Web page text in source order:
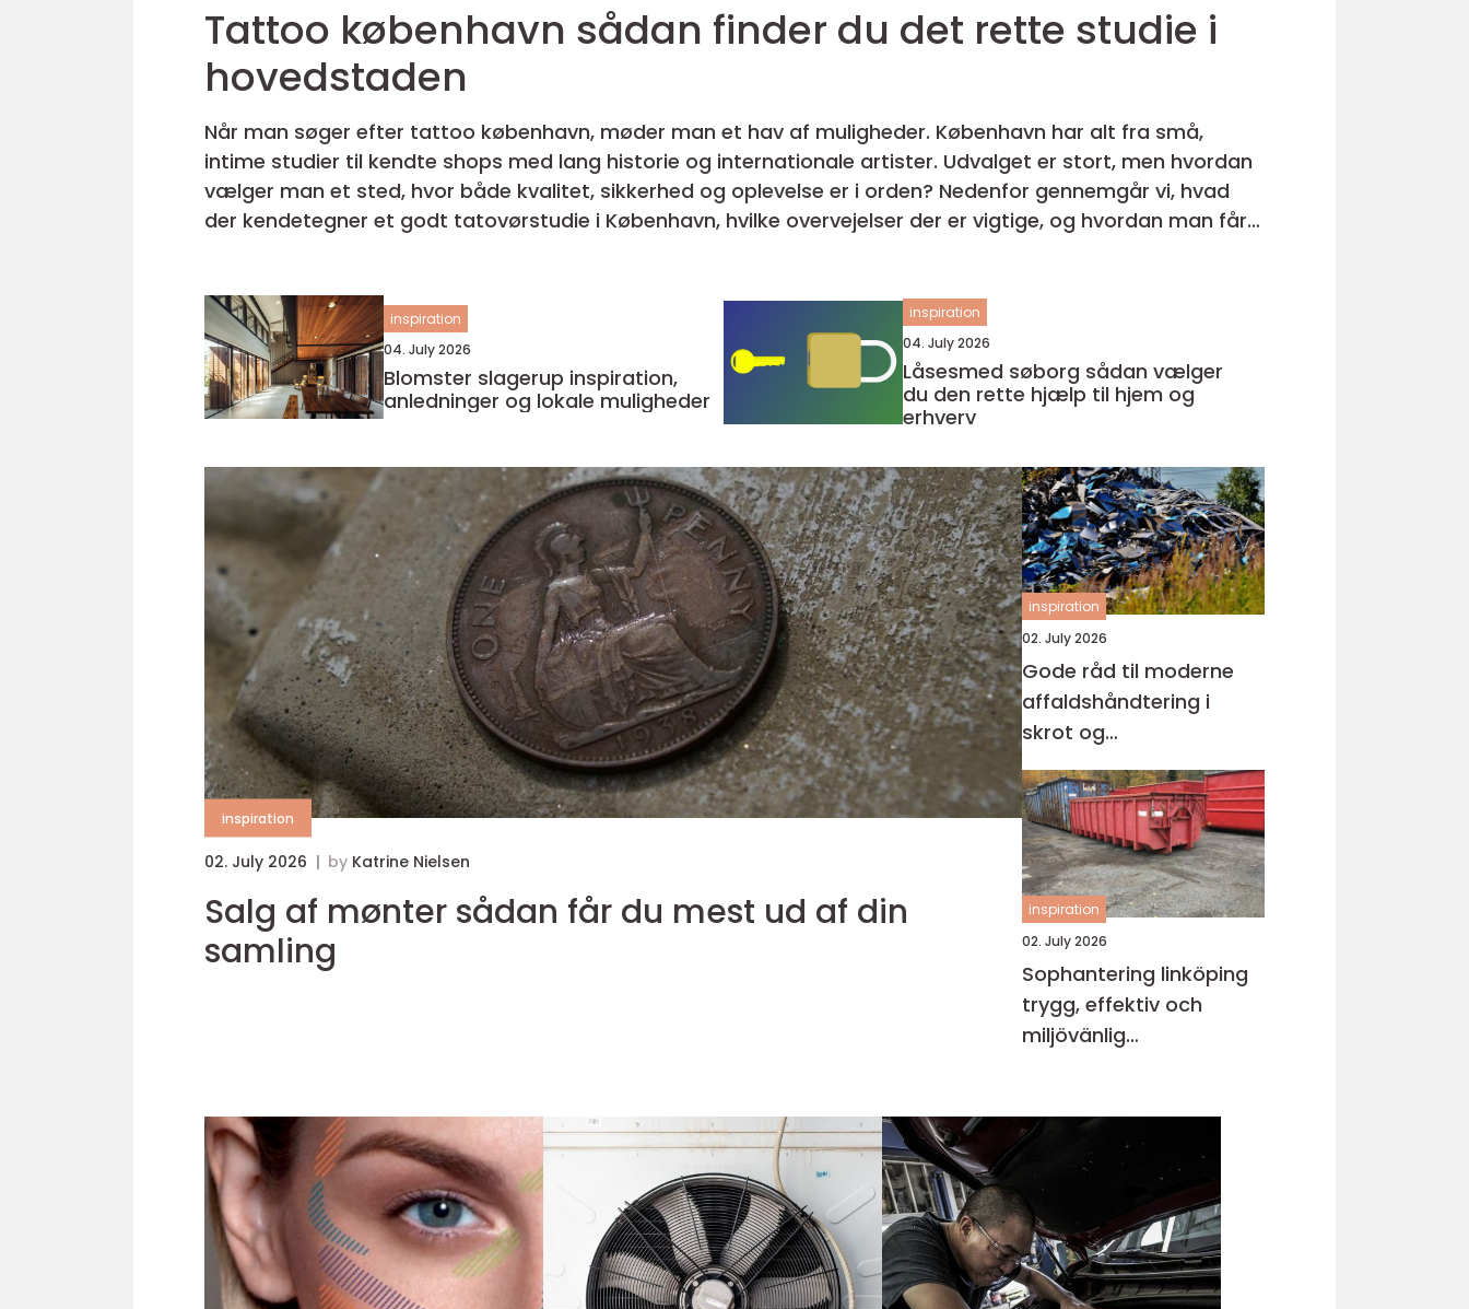
Tattoo københavn sådan finder du det rette studie i
hovedstaden
Når man søger efter tattoo københavn, møder man et hav af muligheder. København har alt fra små,
intime studier til kendte shops med lang historie og internationale artister. Udvalget er stort, men hvordan
vælger man et sted, hvor både kvalitet, sikkerhed og oplevelse er i orden? Nedenfor gennemgår vi, hvad
der kendetegner et godt tatovørstudie i København, hvilke overvejelser der er vigtige, og hvordan man får
inspiration
04. July 2026
Blomster slagerup inspiration,
anledninger og lokale muligheder
inspiration
04. July 2026
Låsesmed søborg sådan vælger
du den rette hjælp til hjem og
erhverv
inspiration
02. July 2026 by Katrine Nielsen
Salg af mønter sådan får du mest ud af din
samling
inspiration
02. July 2026
Gode råd til moderne
affaldshåndtering i
skrot og
affaldsbranchen
inspiration
02. July 2026
Sophantering linköping
trygg, effektiv och
miljövänlig